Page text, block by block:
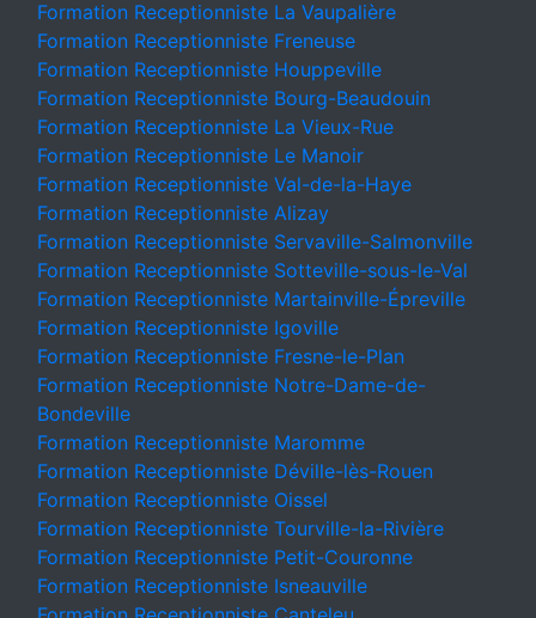
Formation Receptionniste La Vaupalière
Formation Receptionniste Freneuse
Formation Receptionniste Houppeville
Formation Receptionniste Bourg-Beaudouin
Formation Receptionniste La Vieux-Rue
Formation Receptionniste Le Manoir
Formation Receptionniste Val-de-la-Haye
Formation Receptionniste Alizay
Formation Receptionniste Servaville-Salmonville
Formation Receptionniste Sotteville-sous-le-Val
Formation Receptionniste Martainville-Épreville
Formation Receptionniste Igoville
Formation Receptionniste Fresne-le-Plan
Formation Receptionniste Notre-Dame-de-
Bondeville
Formation Receptionniste Maromme
Formation Receptionniste Déville-lès-Rouen
Formation Receptionniste Oissel
Formation Receptionniste Tourville-la-Rivière
Formation Receptionniste Petit-Couronne
Formation Receptionniste Isneauville